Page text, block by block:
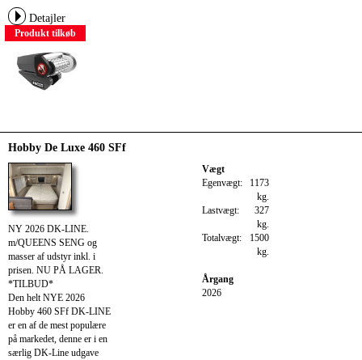
Detajler
Produkt tilkøb
Hobby De Luxe 460 SFf
NY 2026 DK-LINE.
m/QUEENS SENG og
masser af udstyr inkl. i
prisen. NU PÅ LAGER.
*TILBUD*
Den helt NYE 2026
Hobby 460 SFf DK-LINE
er en af de mest populære
på markedet, denne er i en
særlig DK-Line udgave
Vægt
Egenvægt: 1173
kg.
Lastvægt:
327
kg.
Totalvægt:
1500
kg.
Årgang
2026